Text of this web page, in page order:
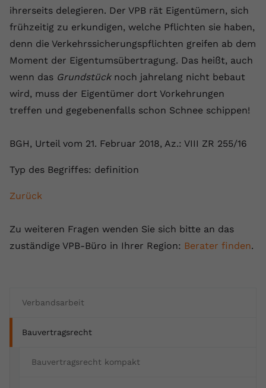
Verbandsarbeit
Bauvertragsrecht
Bauvertragsrecht kompakt
ihrerseits delegieren. Der VPB rät Eigentümern, sich
frühzeitig zu erkundigen, welche Pflichten sie haben,
denn die Verkehrssicherungspflichten greifen ab dem
Moment der Eigentumsübertragung. Das heißt, auch
wenn das Grundstücknoch jahrelang nicht bebaut
wird, muss der Eigentümer dort Vorkehrungen
treffen und gegebenenfalls schon Schnee schippen!
BGH, Urteil vom 21. Februar 2018, Az.: VIII ZR 255/16
Typ des Begriffes: definition
Zurück
Zu weiteren Fragen wenden Sie sich bitte an das
zuständige VPB-Büro in Ihrer Region: Berater finden.
Name yt.innertube::nextId
Anbieter Youtube.com
Laufzeit Session
Zweck
Dieser von YouTube gesetzte Cookie
Daten darüber zu speichern, welche
gesehen hat.
Anbieter Youtube.com
Zweck